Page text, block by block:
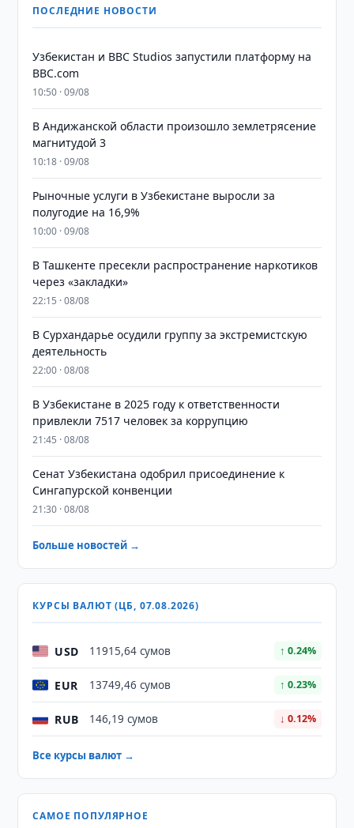
ПОСЛЕДНИЕ НОВОСТИ
Узбекистан и BBC Studios запустили платформу на
BBC.com
10:50 · 09/08
В Андижанской области произошло землетрясение
магнитудой 3
10:18 · 09/08
Рыночные услуги в Узбекистане выросли за
полугодие на 16,9%
10:00 · 09/08
В Ташкенте пресекли распространение наркотиков
через «закладки»
22:15 · 08/08
В Сурхандарье осудили группу за экстремистскую
деятельность
22:00 · 08/08
В Узбекистане в 2025 году к ответственности
привлекли 7517 человек за коррупцию
21:45 · 08/08
Сенат Узбекистана одобрил присоединение к
Сингапурской конвенции
21:30 · 08/08
Больше новостей →
КУРСЫ ВАЛЮТ (ЦБ, 07.08.2026)
USD 11915,64 сумов ↑ 0.24%
EUR 13749,46 сумов ↑ 0.23%
RUB 146,19 сумов ↓ 0.12%
Все курсы валют →
САМОЕ ПОПУЛЯРНОЕ